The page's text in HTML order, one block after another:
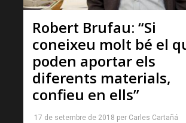
Robert Brufau: “Si
coneixeu molt bé el
poden aportar els
diferents materials,
confieu en ells”
17 de setembre de 2018 per Carles Cartañá